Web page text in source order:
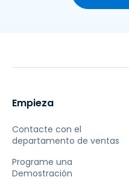
Empieza
Contacte con el
departamento de ventas
Programe una
Demostración